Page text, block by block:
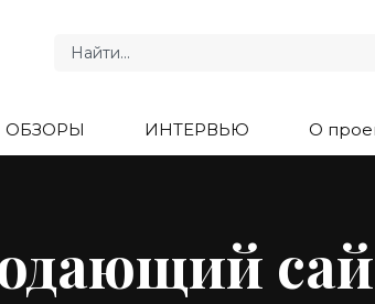
ОБЗОРЫ ИНТЕРВЬЮ О